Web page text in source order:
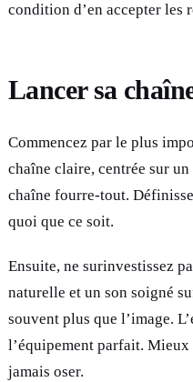
condition d’en accepter les
Lancer sa
Commencez par le plus
chaîne claire, centrée sur
chaîne fourre-tout.
quoi que ce soit.
Ensuite, ne surinvestissez
naturelle et un son soigné
souvent plus que l’image.
l’équipement parfait.
jamais oser.